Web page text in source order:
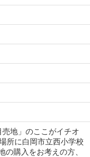
売地」のここがイチオ
所に白岡市立西小学校
の購入をお考えの方、